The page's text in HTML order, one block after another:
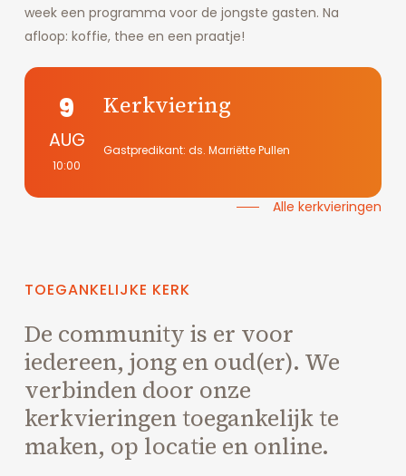
week een programma voor de jongste gasten. Na
afloop: koffie, thee en een praatje!
9
AUG
10:00
Kerkviering
Gastpredikant: ds. Marriëtte Pullen
Alle kerkvieringen
TOEGANKELIJKE KERK
De community is er voor
iedereen, jong en oud(er). We
verbinden door onze
kerkvieringen toegankelijk te
maken, op locatie en online.